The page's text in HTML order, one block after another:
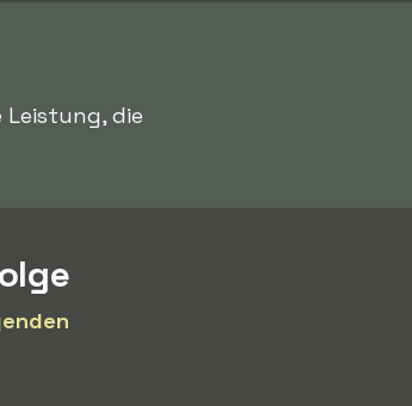
Leistung, die